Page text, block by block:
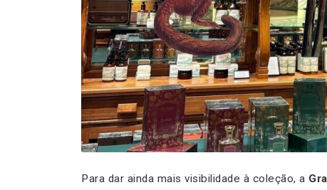
Para dar ainda mais visibilidade à coleção, a